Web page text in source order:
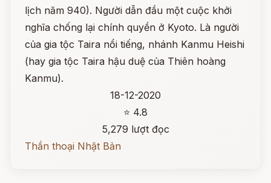
lịch năm 940). Người dẫn đầu một cuộc khởi
nghĩa chống lại chính quyền ở Kyoto. Là người
của gia tộc Taira nổi tiếng, nhánh Kanmu Heishi
(hay gia tộc Taira hậu duệ của Thiên hoàng
Kanmu).
18-12-2020
⭐ 4.8
5,279 lượt đọc
Thần thoại Nhật Bản